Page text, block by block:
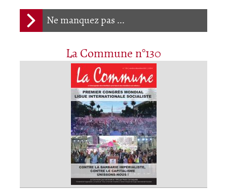
Ne manquez pas ...
La Commune n°130